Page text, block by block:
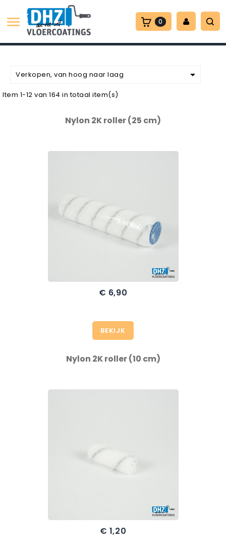
 0
Verkopen, van hoog naar laag 
Item 1-12 van 164 in totaal item(s)
Nylon 2K roller (25 cm)
€ 6,90
BEKIJK
Nylon 2K roller (10 cm)
€ 1,20